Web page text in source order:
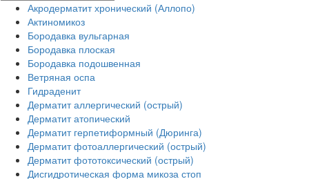
Акродерматит хронический (Аллопо)
Актиномикоз
Бородавка вульгарная
Бородавка плоская
Бородавка подошвенная
Ветряная оспа
Гидраденит
Дерматит аллергический (острый)
Дерматит атопический
Дерматит герпетиформный (Дюринга)
Дерматит фотоаллергический (острый)
Дерматит фототоксический (острый)
Дисгидротическая форма микоза стоп